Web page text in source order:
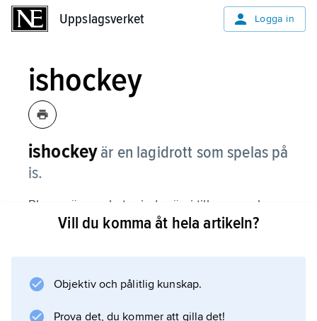
Uppslagsverket Logga in
ishockey
ishockey är en lagidrott som spelas på
is.
Planen är mycket mindre än i till exempel
fotboll, och man spelar oftast i inomhushallar.
har skridskor. Spelet går ut på att man med
Vill du komma åt hela artikeln?
Objektiv och pålitlig kunskap.
Prova det, du kommer att gilla det!